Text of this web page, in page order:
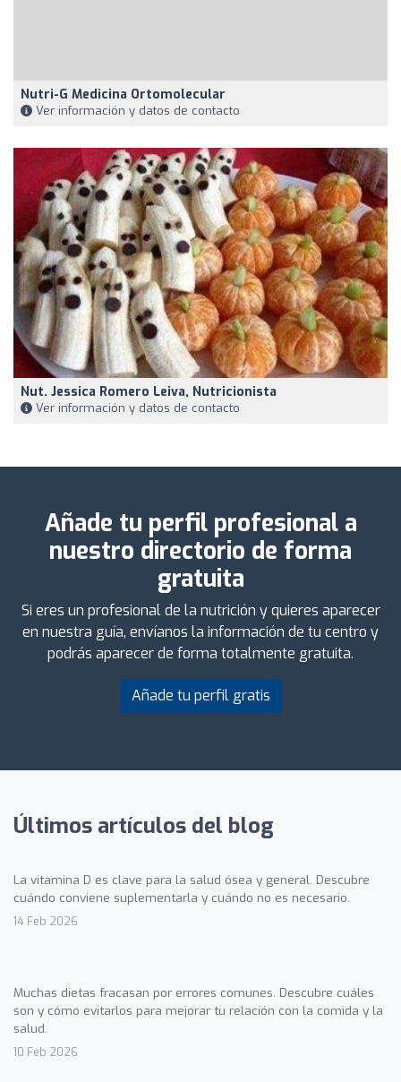
Nutri-G Medicina Ortomolecular
Ver información y datos de contacto
Nut. Jessica Romero Leiva, Nutricionista
Ver información y datos de contacto
Añade tu perfil profesional a
nuestro directorio de forma
gratuita
Si eres un profesional de la nutrición y quieres aparecer
en nuestra guía, envíanos la información de tu centro y
podrás aparecer de forma totalmente gratuita.
Añade tu perfil gratis
Últimos artículos del blog
La vitamina D es clave para la salud ósea y general. Descubre
cuándo conviene suplementarla y cuándo no es necesario.
14 Feb 2026
Muchas dietas fracasan por errores comunes. Descubre cuáles
son y cómo evitarlos para mejorar tu relación con la comida y la
salud.
10 Feb 2026